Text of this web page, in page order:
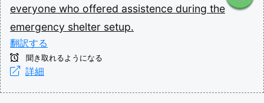
everyone who offered assistence during the
emergency shelter setup.
翻訳する
聞き取れるようになる
詳細